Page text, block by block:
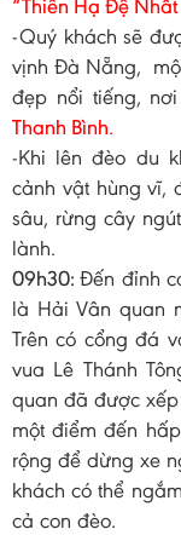
“Thiên Hạ Đệ
-Quý khách sẽ
vịnh Đà Nẵng,
đẹp nổi tiếng,
Thanh Bình.
-Khi lên đèo du
cảnh vật hùng vĩ,
sâu, rừng cây
lành.
09h30:Đến đỉnh
là Hải Vân quan
Trên có cổng đá
vua Lê Thánh
quan đã được
một điểm đến
rộng để dừng xe
khách có thể
cả con đèo.